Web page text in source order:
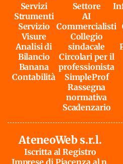
Servizi
Strumenti
Servizio
Visure
Analisi di
Bilancio
Banana
Contabilità
Settore
AI
Commercialisti
Collegio
sindacale
Circolari per il
professionista
SimpleProf
Rassegna
normativa
Scadenzario
AteneoWeb s.r.l.
Iscritta al Registro
Imprese di Piacenza al n.